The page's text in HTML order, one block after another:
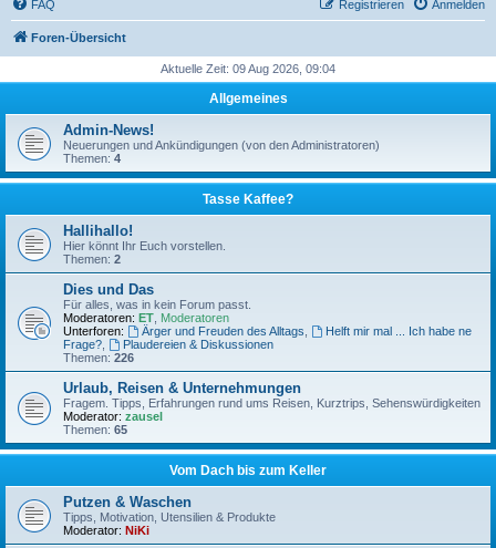
FAQ Anmelden
Registrieren
Foren-Übersicht
Aktuelle Zeit: 09 Aug 2026, 09:04
Allgemeines
Admin-News!
Neuerungen und Ankündigungen (von den Administratoren)
Themen: 4
Tasse Kaffee?
Hallihallo!
Hier könnt Ihr Euch vorstellen.
Themen: 2
Dies und Das
Für alles, was in kein Forum passt.
Moderatoren: ET Moderatoren
Unterforen:
Ärger und Freuden des Alltags
Helft mir mal ... Ich habe ne
Frage?
Plaudereien & Diskussionen
Themen: 226
Urlaub, Reisen & Unternehmungen
Fragem. Tipps, Erfahrungen rund ums Reisen, Kurztrips, Sehenswürdigkeiten
Moderator: zausel
Themen: 65
Vom Dach bis zum Keller
Putzen & Waschen
Tipps, Motivation, Utensilien & Produkte
Moderator: NiKi